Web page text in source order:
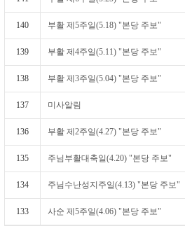
140 부활 제5주일(5.18) "본당 주보"
139 부활 제4주일(5.11) "본당 주보"
138 부활 제3주일(5.04) "본당 주보"
137 미사알림
136 부활 제2주일(4.27) "본당 주보"
135 주님부활대축일(4.20) "본당 주보"
134 주님수난성지주일(4.13) "본당 주보"
133 사순 제5주일(4.06) "본당 주보"